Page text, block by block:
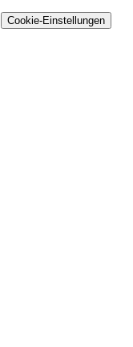
Cookie-Einstellungen